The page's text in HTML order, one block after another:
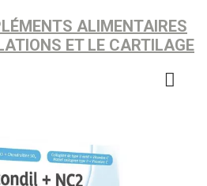
ALIMENTAIRES
ET LE CARTILAGE